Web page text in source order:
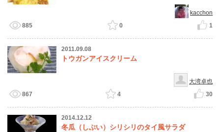
kacchon
885
0 1
2011.09.08
トウガンアイスクリーム
大湾卓也
867
4 30
2014.12.12
冬瓜（しぶい）シリシリのタイ風サラダ